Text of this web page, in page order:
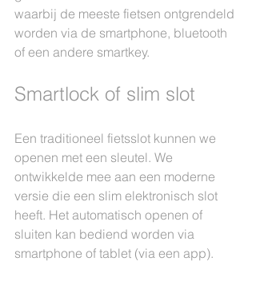
waarbij de meeste fietsen ontgrendeld
worden via de smartphone, bluetooth
of een andere smartkey.
Smartlock of slim slot
Een traditioneel fietsslot kunnen we
openen met een sleutel. We
ontwikkelde mee aan een moderne
versie die een slim elektronisch slot
heeft. Het automatisch openen of
sluiten kan bediend worden via
smartphone of tablet (via een app).